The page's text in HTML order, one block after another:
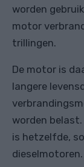
worden
motor
trillingen.
De motor is
langere
worden
is hetzelfde,